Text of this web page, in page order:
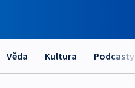
Věda Kultura Podcasty